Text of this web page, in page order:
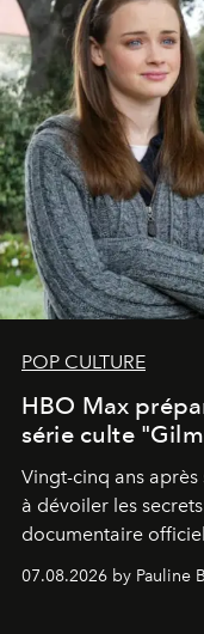
POP CULTURE
HBO Max
série culte
Vingt-cinq ans après
à dévoiler les
documentaire
inédites et plongée
générationnel.
07.08.2026 by Pauline